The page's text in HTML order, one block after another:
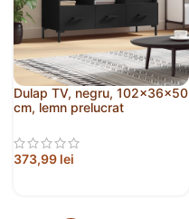
Dulap TV, negru, 102x36x50
cm, lemn prelucrat
373,99 lei